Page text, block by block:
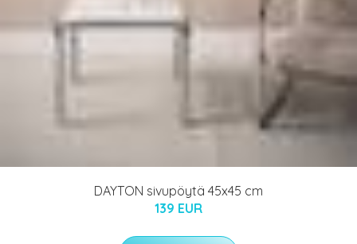
DAYTON sivupöytä 45x45 cm
139 EUR